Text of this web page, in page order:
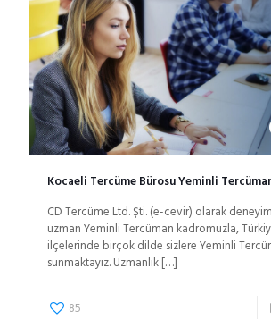
Kocaeli Tercüme Bürosu Yeminli
CD Tercüme Ltd. Şti. (e-cevir) olarak
uzman Yeminli Tercüman kadromuzla,
ilçelerinde birçok dilde sizlere Yeminli
sunmaktayız. Uzmanlık[…]
85